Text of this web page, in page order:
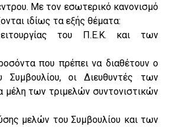
Με τον εσωτερικό κανονισμό
ιδίως τα εξής θέματα:
του Π.Ε.Κ. και των
που πρέπει να διαθέτουν ο
Συμβουλίου, οι Διευθυντές των
μέλη των τριμελών συντονιστικών
μελών του Συμβουλίου και των